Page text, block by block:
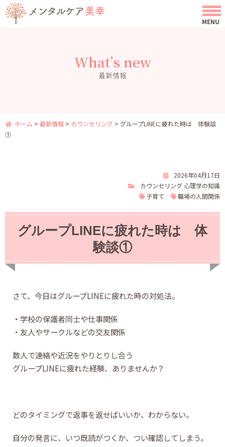
What’s new
最新情報
ホーム > 最新情報 > カウンセリング > グループLINEに疲れた時は 体験談
①
2026年04月17日
カウンセリング心理学の知識
子育て
職場の人間関係
グループLINEに疲れた時は 体
験談①
さて、今日はグループLINEに疲れた時の対処法。
・学校の保護者同士や仕事関係
・友人やサークルなどの交友関係
数人で連絡や近況をやりとりし合う
グループLINEに疲れた経験、ありませんか？
どのタイミングで返事を返せばいいか、わからない。
自分の発言に、いつ既読がつくか、つい確認してしまう。